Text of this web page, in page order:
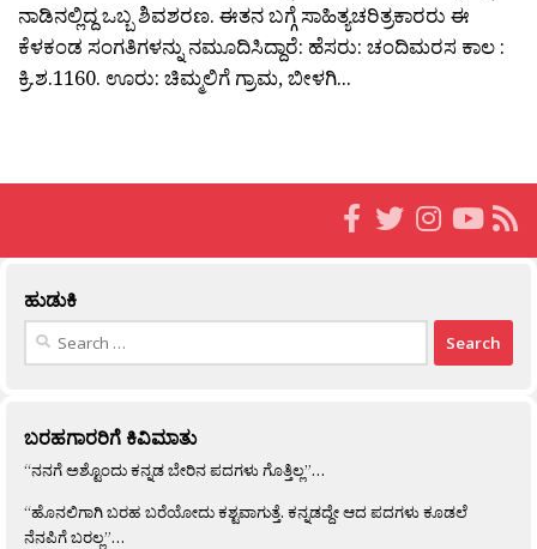
ನಾಡಿನಲ್ಲಿದ್ದ ಒಬ್ಬ ಶಿವಶರಣ. ಈತನ ಬಗ್ಗೆ ಸಾಹಿತ್ಯಚರಿತ್ರಕಾರರು ಈ
ಕೆಳಕಂಡ ಸಂಗತಿಗಳನ್ನು ನಮೂದಿಸಿದ್ದಾರೆ: ಹೆಸರು: ಚಂದಿಮರಸ ಕಾಲ :
ಕ್ರಿ.ಶ.1160. ಊರು: ಚಿಮ್ಮಲಿಗೆ ಗ್ರಾಮ, ಬೀಳಗಿ...
ಹುಡುಕಿ
Search
ಬರಹಗಾರರಿಗೆ ಕಿವಿಮಾತು
“ನನಗೆ ಅಶ್ಟೊಂದು ಕನ್ನಡ ಬೇರಿನ ಪದಗಳು ಗೊತ್ತಿಲ್ಲ”…
“ಹೊನಲಿಗಾಗಿ ಬರಹ ಬರೆಯೋದು ಕಶ್ಟವಾಗುತ್ತೆ. ಕನ್ನಡದ್ದೇ ಆದ ಪದಗಳು ಕೂಡಲೆ
ನೆನಪಿಗೆ ಬರಲ್ಲ”…